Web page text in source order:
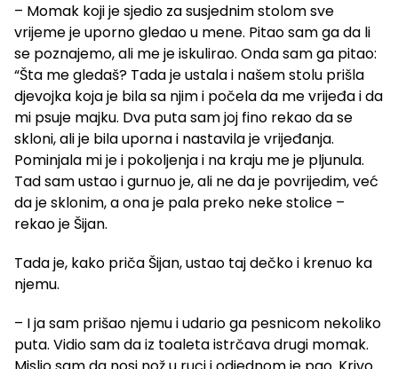
– Momak koji je sjedio za susjednim stolom sve
vrijeme je uporno gledao u mene. Pitao sam ga da li
se poznajemo, ali me je iskulirao. Onda sam ga pitao:
“Šta me gledaš? Tada je ustala i našem stolu prišla
djevojka koja je bila sa njim i počela da me vrijeđa i da
mi psuje majku. Dva puta sam joj fino rekao da se
skloni, ali je bila uporna i nastavila je vrijeđanja.
Pominjala mi je i pokoljenja i na kraju me je pljunula.
Tad sam ustao i gurnuo je, ali ne da je povrijedim, već
da je sklonim, a ona je pala preko neke stolice –
rekao je Šijan.
Tada je, kako priča Šijan, ustao taj dečko i krenuo ka
njemu.
– I ja sam prišao njemu i udario ga pesnicom nekoliko
puta. Vidio sam da iz toaleta istrčava drugi momak.